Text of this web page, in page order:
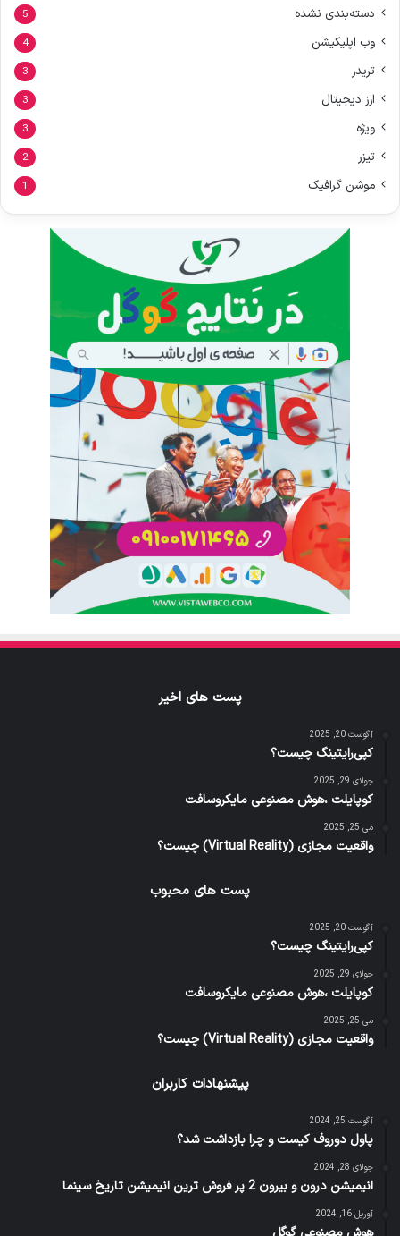
دسته‌بندی نشده 5
وب اپلیکیشن 4
تریدر 3
ارز دیجیتال 3
ویژه 3
تیزر 2
موشن گرافیک 1
پست های اخیر
آگوست 20, 2025
کپی‌رایتینگ چیست؟
جولای 29, 2025
کوپایلت ،هوش مصنوعی مایکروسافت
می 25, 2025
واقعیت مجازی (Virtual Reality) چیست؟
پست های محبوب
آگوست 20, 2025
کپی‌رایتینگ چیست؟
جولای 29, 2025
کوپایلت ،هوش مصنوعی مایکروسافت
می 25, 2025
واقعیت مجازی (Virtual Reality) چیست؟
پیشنهادات کاربران
آگوست 25, 2024
پاول دوروف کیست و چرا بازداشت شد؟
جولای 28, 2024
انیمیشن درون و بیرون 2 پر فروش ترین انیمیشن تاریخ سینما
آوریل 16, 2024